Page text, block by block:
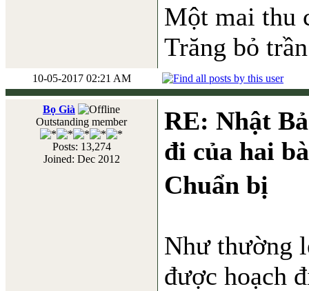
Một mai thu
Trăng bỏ
10-05-2017 02:21 AM
Bọ Già
Outstanding member
Posts: 13,274
Joined: Dec 2012
RE: Nhật
đi của hai
Chuẩn bị
Như thường
được hoạch